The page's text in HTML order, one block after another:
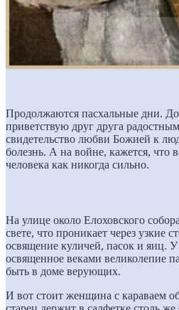
Продолжаются пасхальные дни.
приветствую друг друга
свидетельство любви Божией к
болезнь. А на войне, кажется, что
человека как никогда сильно.
На улице около Елоховского
свете, что проникает через узкие
освящение куличей, пасок и яиц.
освященное веками великолепие
быть в доме верующих.
И вот стоит женщина с караваем